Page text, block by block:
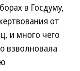
в Госдуму,
от
и много чего
взволновала